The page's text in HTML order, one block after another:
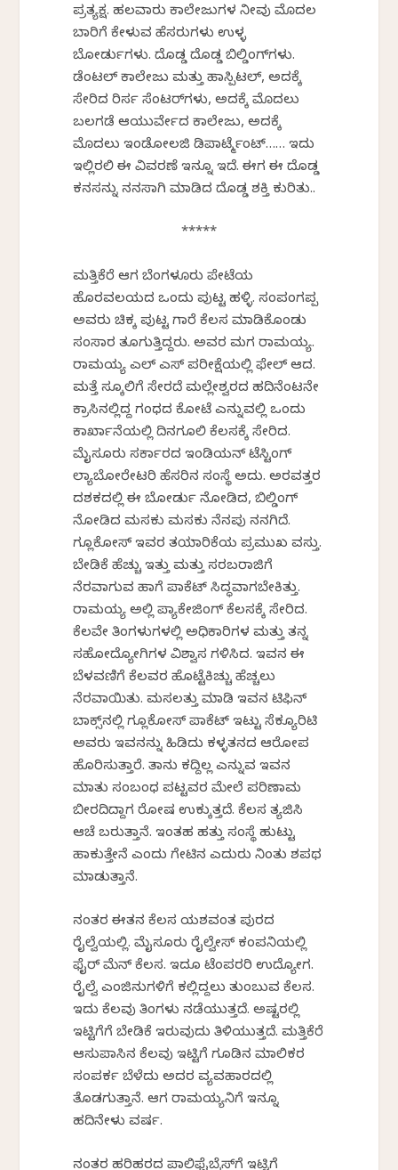
ಪ್ರತ್ಯಕ್ಷ. ಹಲವಾರು ಕಾಲೇಜುಗಳ ನೀವು ಮೊದಲ
ಬಾರಿಗೆ ಕೇಳುವ ಹೆಸರುಗಳು ಉಳ್ಳ
ಬೋರ್ಡುಗಳು. ದೊಡ್ಡ ದೊಡ್ಡ ಬಿಲ್ಡಿಂಗ್‌ಗಳು.
ಡೆಂಟಲ್ ಕಾಲೇಜು ಮತ್ತು ಹಾಸ್ಪಿಟಲ್, ಅದಕ್ಕೆ
ಸೇರಿದ ರಿಸರ್ಚ್ ಸೆಂಟರ್‌ಗಳು, ಅದಕ್ಕೆ ಮೊದಲು
ಬಲಗಡೆ ಆಯುರ್ವೇದ ಕಾಲೇಜು, ಅದಕ್ಕೆ
ಮೊದಲು ಇಂಡೋಲಜಿ ಡಿಪಾರ್ಟ್ಮೆಂಟ್…… ಇದು
ಇಲ್ಲಿರಲಿ ಈ ವಿವರಣೆ ಇನ್ನೂ ಇದೆ. ಈಗ ಈ ದೊಡ್ಡ
ಕನಸನ್ನು ನನಸಾಗಿ ಮಾಡಿದ ದೊಡ್ಡ ಶಕ್ತಿ ಕುರಿತು..
*****
ಮತ್ತಿಕೆರೆ ಆಗ ಬೆಂಗಳೂರು ಪೇಟೆಯ
ಹೊರವಲಯದ ಒಂದು ಪುಟ್ಟ ಹಳ್ಳಿ. ಸಂಪಂಗಪ್ಪ
ಅವರು ಚಿಕ್ಕ ಪುಟ್ಟ ಗಾರೆ ಕೆಲಸ ಮಾಡಿಕೊಂಡು
ಸಂಸಾರ ತೂಗುತ್ತಿದ್ದರು. ಅವರ ಮಗ ರಾಮಯ್ಯ.
ರಾಮಯ್ಯ ಎಲ್ ಎಸ್ ಪರೀಕ್ಷೆಯಲ್ಲಿ ಫೇಲ್ ಆದ.
ಮತ್ತೆ ಸ್ಕೂಲಿಗೆ ಸೇರದೆ ಮಲ್ಲೇಶ್ವರದ ಹದಿನೆಂಟನೇ
ಕ್ರಾಸಿನಲ್ಲಿದ್ದ ಗಂಧದ ಕೋಟೆ ಎನ್ನುವಲ್ಲಿ ಒಂದು
ಕಾರ್ಖಾನೆಯಲ್ಲಿ ದಿನಗೂಲಿ ಕೆಲಸಕ್ಕೆ ಸೇರಿದ.
ಮೈಸೂರು ಸರ್ಕಾರದ ಇಂಡಿಯನ್ ಟೆಸ್ಟಿಂಗ್
ಲ್ಯಾಬೋರೇಟರಿ ಹೆಸರಿನ ಸಂಸ್ಥೆ ಅದು. ಅರವತ್ತರ
ದಶಕದಲ್ಲಿ ಈ ಬೋರ್ಡು ನೋಡಿದ, ಬಿಲ್ಡಿಂಗ್
ನೋಡಿದ ಮಸಕು ಮಸಕು ನೆನಪು ನನಗಿದೆ.
ಗ್ಲೂಕೋಸ್ ಇವರ ತಯಾರಿಕೆಯ ಪ್ರಮುಖ ವಸ್ತು.
ಬೇಡಿಕೆ ಹೆಚ್ಚು ಇತ್ತು ಮತ್ತು ಸರಬರಾಜಿಗೆ
ನೆರವಾಗುವ ಹಾಗೆ ಪಾಕೆಟ್ ಸಿದ್ಧವಾಗಬೇಕಿತ್ತು.
ರಾಮಯ್ಯ ಅಲ್ಲಿ ಪ್ಯಾಕೇಜಿಂಗ್ ಕೆಲಸಕ್ಕೆ ಸೇರಿದ.
ಕೆಲವೇ ತಿಂಗಳುಗಳಲ್ಲಿ ಅಧಿಕಾರಿಗಳ ಮತ್ತು ತನ್ನ
ಸಹೋದ್ಯೋಗಿಗಳ ವಿಶ್ವಾಸ ಗಳಿಸಿದ. ಇವನ ಈ
ಬೆಳವಣಿಗೆ ಕೆಲವರ ಹೊಟ್ಟೆಕಿಚ್ಚು ಹೆಚ್ಚಲು
ನೆರವಾಯಿತು. ಮಸಲತ್ತು ಮಾಡಿ ಇವನ ಟಿಫಿನ್
ಬಾಕ್ಸ್‌ನಲ್ಲಿ ಗ್ಲೂಕೋಸ್ ಪಾಕೆಟ್ ಇಟ್ಟು ಸೆಕ್ಯೂರಿಟಿ
ಅವರು ಇವನನ್ನು ಹಿಡಿದು ಕಳ್ಳತನದ ಆರೋಪ
ಹೊರಿಸುತ್ತಾರೆ. ತಾನು ಕದ್ದಿಲ್ಲ ಎನ್ನುವ ಇವನ
ಮಾತು ಸಂಬಂಧ ಪಟ್ಟವರ ಮೇಲೆ ಪರಿಣಾಮ
ಬೀರದಿದ್ದಾಗ ರೋಷ ಉಕ್ಕುತ್ತದೆ. ಕೆಲಸ ತ್ಯಜಿಸಿ
ಆಚೆ ಬರುತ್ತಾನೆ. ಇಂತಹ ಹತ್ತು ಸಂಸ್ಥೆ ಹುಟ್ಟು
ಹಾಕುತ್ತೇನೆ ಎಂದು ಗೇಟಿನ ಎದುರು ನಿಂತು ಶಪಥ
ಮಾಡುತ್ತಾನೆ.
ನಂತರ ಈತನ ಕೆಲಸ ಯಶವಂತ ಪುರದ
ರೈಲ್ವೆಯಲ್ಲಿ. ಮೈಸೂರು ರೈಲ್ವೇಸ್ ಕಂಪನಿಯಲ್ಲಿ
ಫೈರ್ ಮೆನ್ ಕೆಲಸ. ಇದೂ ಟೆಂಪರರಿ ಉದ್ಯೋಗ.
ರೈಲ್ವೆ ಎಂಜಿನುಗಳಿಗೆ ಕಲ್ಲಿದ್ದಲು ತುಂಬುವ ಕೆಲಸ.
ಇದು ಕೆಲವು ತಿಂಗಳು ನಡೆಯುತ್ತದೆ. ಅಷ್ಟರಲ್ಲಿ
ಇಟ್ಟಿಗೆಗೆ ಬೇಡಿಕೆ ಇರುವುದು ತಿಳಿಯುತ್ತದೆ. ಮತ್ತಿಕೆರೆ
ಆಸುಪಾಸಿನ ಕೆಲವು ಇಟ್ಟಿಗೆ ಗೂಡಿನ ಮಾಲಿಕರ
ಸಂಪರ್ಕ ಬೆಳೆದು ಅದರ ವ್ಯವಹಾರದಲ್ಲಿ
ತೊಡಗುತ್ತಾನೆ. ಆಗ ರಾಮಯ್ಯನಿಗೆ ಇನ್ನೂ
ಹದಿನೇಳು ವರ್ಷ.
ನಂತರ ಹರಿಹರದ ಪಾಲಿಫೈಬ್ರೆಸ್‌ಗೆ ಇಟ್ಟಿಗೆ